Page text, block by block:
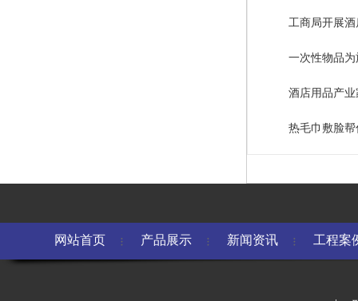
工商局开展
一次性物品
酒店用品产
热毛巾敷脸
网站首页 产品展示 新闻资讯 工程案